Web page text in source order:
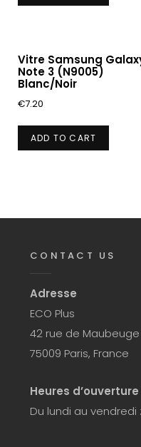
Vitre Samsung
Note 3 (N9005)
Blanc/Noir
€7.20
ADD TO CART
CONTACT US
Adresse
ECO Plus
42 rue de Maubeuge
75009 Paris, France
Heures d’ouverture
Du lundi au vendredi